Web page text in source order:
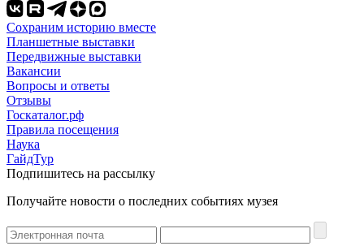
Сохраним историю вместе
Планшетные выставки
Передвижные выставки
Вакансии
Вопросы и ответы
Отзывы
Госкаталог.рф
Правила посещения
Наука
ГайдТур
Подпишитесь на рассылку
Получайте новости о последних событиях музея